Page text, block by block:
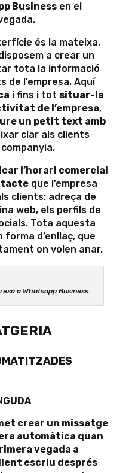
Businessen el
és la mateixa,
a crear un
tota la informació
de l’empresa. Aquí
i fins i tot situar-la
de l’empresa,
un petit text amb
clar als clients
l’horari comercial
que l’empresa
clients: adreça de
web, els perfils de
Tota aquesta
d’enllaç, que
on volen anar.
a Whatsapp Business.
crear un missatge
automàtica quan
vegada a
escriu després